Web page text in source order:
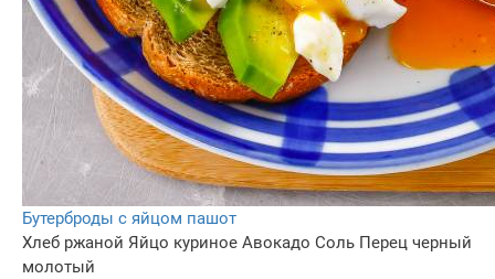
Бутерброды с яйцом пашот
Хлеб ржаной Яйцо куриное Авокадо Соль Перец черный
молотый